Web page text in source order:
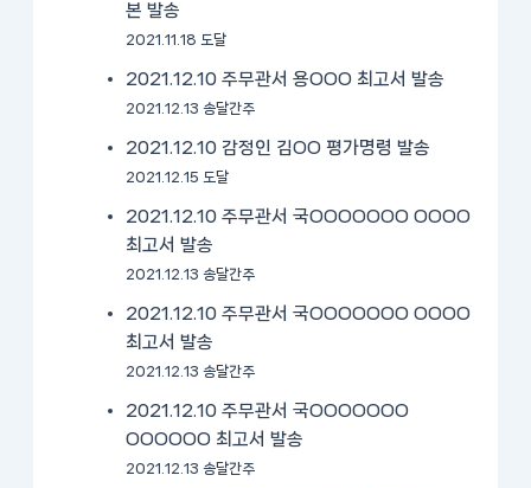
본 발송
2021.11.18 도달
2021.12.10 주무관서 용OOO 최고서 발송
2021.12.13 송달간주
2021.12.10 감정인 김OO 평가명령 발송
2021.12.15 도달
2021.12.10 주무관서 국OOOOOOO OOOO
최고서 발송
2021.12.13 송달간주
2021.12.10 주무관서 국OOOOOOO OOOO
최고서 발송
2021.12.13 송달간주
2021.12.10 주무관서 국OOOOOOO
OOOOOO 최고서 발송
2021.12.13 송달간주